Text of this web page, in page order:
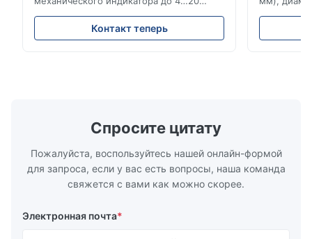
мА/HART®7, FF, Profibus-PA и
суммирующий счетчик * Любое
монтажное положение: вертикальное,
Контакт теперь
(15–20 мм)
ANSI
Спросите цитату
Пожалуйста, воспользуйтесь нашей онлайн-формой
для запроса, если у вас есть вопросы, наша команда
свяжется с вами как можно скорее.
Электронная почта*